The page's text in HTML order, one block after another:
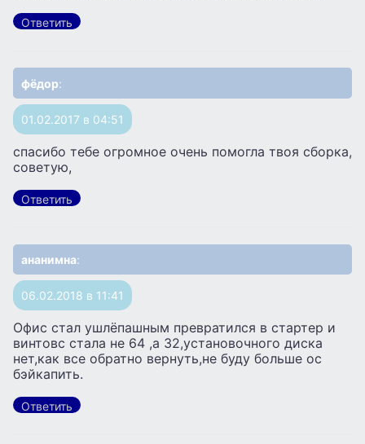
Ответить
фёдор:
01.02.2017 в 04:51
спасибо тебе огромное очень помогла твоя сборка,
советую,
Ответить
ананимна:
06.02.2018 в 11:41
Офис стал ушлёпашным превратился в стартер и
винтовс стала не 64 ,а 32,установочного диска
нет,как все обратно вернуть,не буду больше ос
бэйкапить.
Ответить